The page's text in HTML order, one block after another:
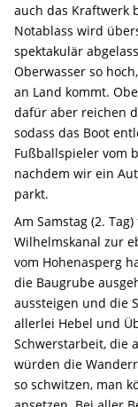
auch das Kraftwerk
Notablass wird
spektakulär
Oberwasser so
an Land kommt.
dafür aber reichen
sodass das Boot
Fußballspieler vom
nachdem wir ein
parkt.
Am Samstag (2.
Wilhelmskanal zur
vom Hohenasperg
die Baugrube
aussteigen und die
allerlei Hebel und
Schwerstarbeit, die
würden die
so schwitzen, man